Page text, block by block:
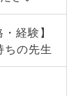
経験】
の先生